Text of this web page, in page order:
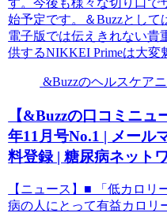
す。今後も様々な切り口で
始予定です。＆Buzzとして
電子版では伝えきれない貴
供するNIKKEI Primeは大変
&Buzzのヘルスケア
【&Buzzの口コミニュ
年11月号No.1 | メール
料登録 | 糖尿病ネット
【ニュース】■ 「低カロリ
病の人にとって有益カロリ